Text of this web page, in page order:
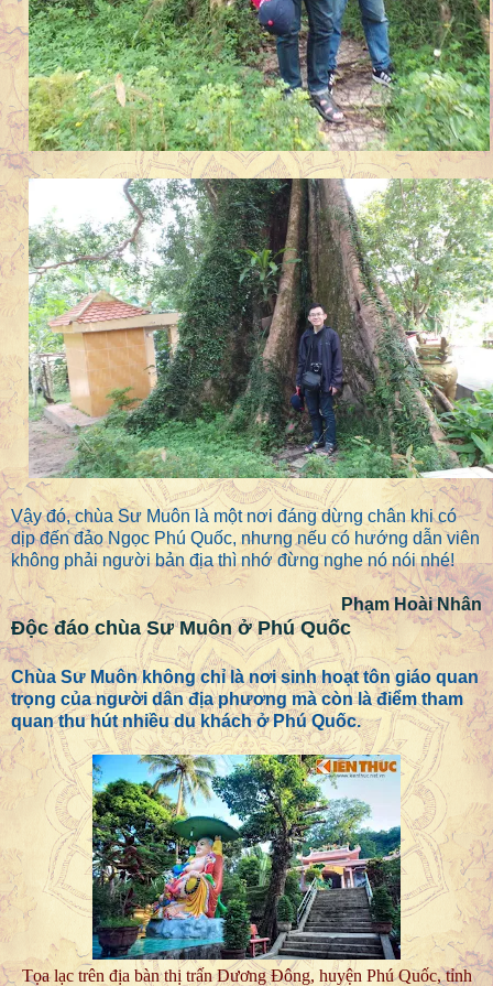
Vậy đó, chùa Sư Muôn là một nơi đáng dừng chân khi có
dịp đến đảo Ngọc Phú Quốc, nhưng nếu có hướng dẫn viên
không phải người bản địa thì nhớ đừng nghe nó nói nhé!
Phạm Hoài Nhân
Độc đáo chùa Sư Muôn ở Phú Quốc
Chùa Sư Muôn không chỉ là nơi sinh hoạt tôn giáo quan
trọng của người dân địa phương mà còn là điểm tham
quan thu hút nhiều du khách ở Phú Quốc.
Tọa lạc trên địa bàn thị trấn Dương Đông, huyện Phú Quốc, tỉnh